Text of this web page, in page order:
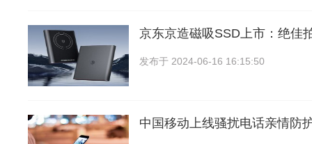
京东京造磁吸SSD上市：绝佳
发布于 2024-06-16 16:15:50
中国移动上线骚扰电话亲情防